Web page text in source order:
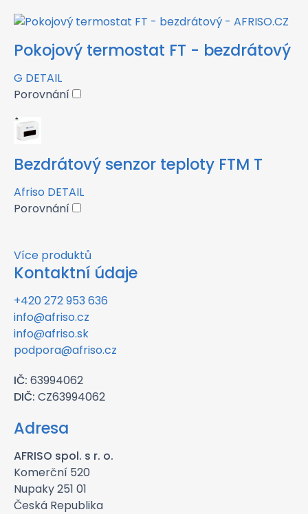
Pokojový termostat FT - bezdrátový
G DETAIL
Porovnání
Bezdrátový senzor teploty FTM T
Afriso DETAIL
Porovnání
Více produktů
Kontaktní údaje
+420 272 953 636
info@afriso.cz
info@afriso.sk
podpora@afriso.cz
IČ: 63994062
DIČ: CZ63994062
Adresa
AFRISO spol. s r. o.
Komerční 520
Nupaky 251 01
Česká Republika